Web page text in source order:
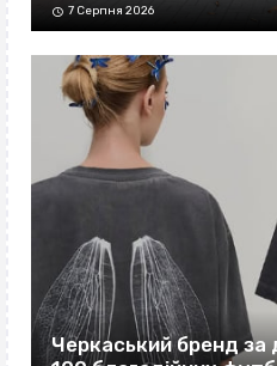
7 Серпня 2026
Черкаський бренд за